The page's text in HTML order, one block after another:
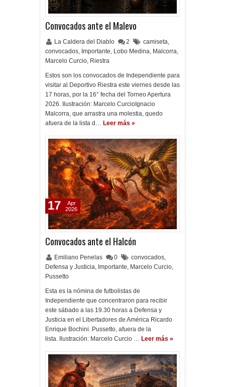
Convocados ante el Malevo
La Caldera del Diablo 2 camiseta,
convocados, Importante, Lobo Medina, Malcorra,
Marcelo Curcio, Riestra
Estos son los convocados de Independiente para
visitar al Deportivo Riestra este viernes desde las
17 horas, por la 16° fecha del Torneo Apertura
2026. Ilustración: Marcelo CurcioIgnacio
Malcorra, que arrastra una molestia, quedo
afuera de la lista d… Leer más »
Convocados ante el Halcón
Emiliano Penelas 0 convocados,
Defensa y Justicia, Importante, Marcelo Curcio,
Pussetto
Esta es la nómina de futbolistas de
Independiente que concentraron para recibir
este sábado a las 19.30 horas a Defensa y
Justicia en el Libertadores de América Ricardo
Enrique Bochini. Pussetto, afuera de la
lista. Ilustración: Marcelo Curcio … Leer más »
17
Apr
2026